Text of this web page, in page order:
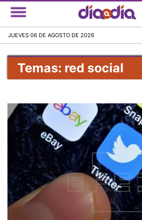
Pasar
al
principal
JUEVES 06 DE AGOSTO DE 2026
Temas: red social